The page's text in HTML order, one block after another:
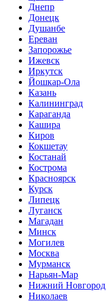
Днепр
Донецк
Душанбе
Ереван
Запорожье
Ижевск
Иркутск
Йошкар-Ола
Казань
Калининград
Караганда
Кашира
Киров
Кокшетау
Костанай
Кострома
Красноярск
Курск
Липецк
Луганск
Магадан
Минск
Могилев
Москва
Мурманск
Нарьян-Мар
Нижний Новгород
Николаев